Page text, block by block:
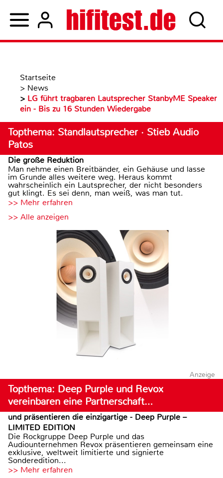
Startseite
> News
> LG führt tragbaren Lautsprecher StanbyME Speaker
ein - Bis zu 16 Stunden Wiedergabe
Topthema: Standlautsprecher · Stieb Audio
Patos
Die große Reduktion
Man nehme einen Breitbänder, ein Gehäuse und lasse
im Grunde alles weitere weg. Heraus kommt
wahrscheinlich ein Lautsprecher, der nicht besonders
gut klingt. Es sei denn, man weiß, was man tut.
>> Mehr erfahren
>> Alle anzeigen
Anzeige
Topthema: Deep Purple und Revox
vereinbaren eine Partnerschaft…
und präsentieren die einzigartige - Deep Purple –
LIMITED EDITION
Die Rockgruppe Deep Purple und das
Audiounternehmen Revox präsentieren gemeinsam eine
exklusive, weltweit limitierte und signierte
Sonderedition...
>> Mehr erfahren